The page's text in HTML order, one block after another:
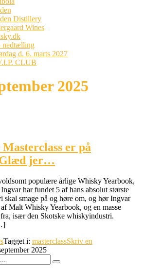
Distillery
Wines
nedtælling
d. 6. marts 2027
CLUB
2025
er på
jer…
populære årlige Whisky Yearbook,
har fundet 5 af hans absolut største
skal smage på og høre om, og hør Ingvar
Malt Whisky Yearbook, og en masse
især den Skotske whiskyindustri.
Tagget i: masterclassSkriv en
2025